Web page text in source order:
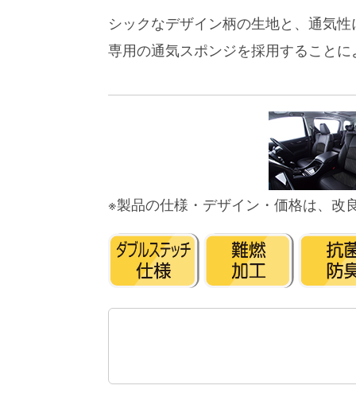
シックなデザイン柄の生地と、通気
専用の通気スポンジを採用すること
※製品の仕様・デザイン・価格は、改